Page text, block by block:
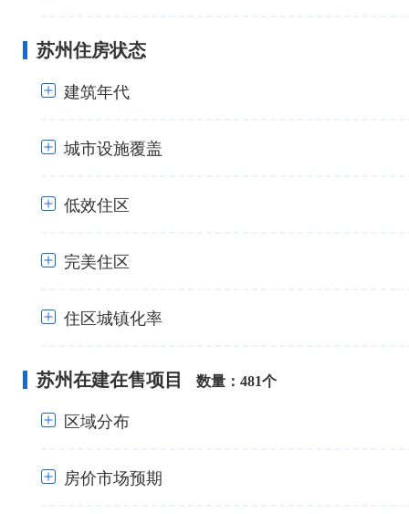
苏州住房状态
建筑年代
城市设施覆盖
低效住区
完美住区
住区城镇化率
苏州在建在售项目 数量：481个
区域分布
房价市场预期